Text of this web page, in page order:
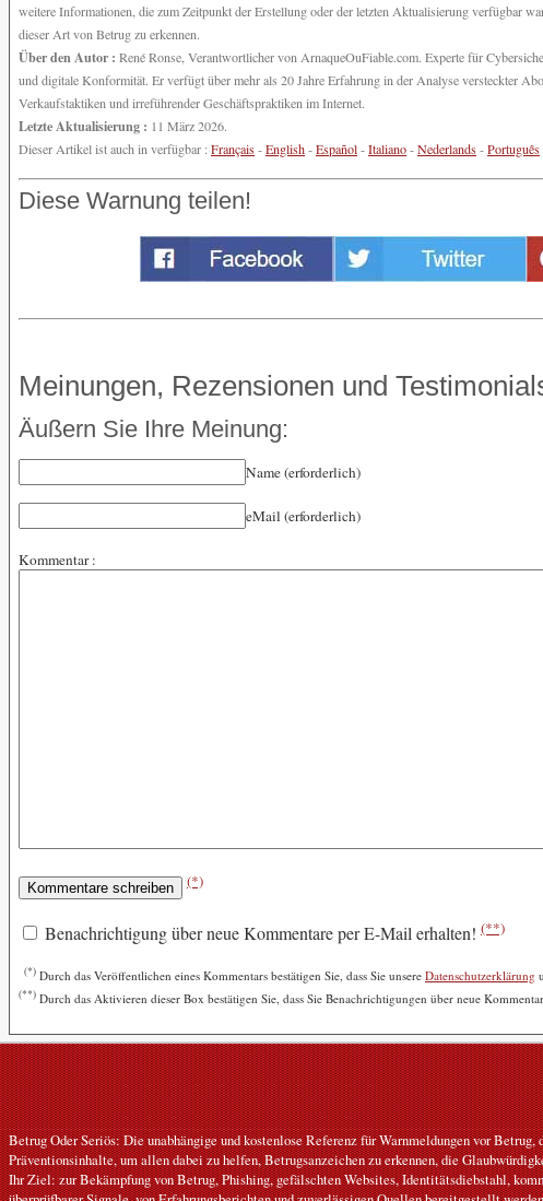
weitere Informationen, die zum Zeitpunkt der Erstellung oder der letzten Aktualisierung verfügbar
dieser Art von Betrug zu erkennen.
Über den Autor : René Ronse, Verantwortlicher von ArnaqueOuFiable.com. Experte für
und digitale Konformität. Er verfügt über mehr als 20 Jahre Erfahrung in der Analyse versteckter
Verkaufstaktiken und irreführender Geschäftspraktiken im Internet.
Letzte Aktualisierung : 11 März 2026.
Dieser Artikel ist auch in verfügbar :Français-English-Español-Italiano-Nederlands-Português
Diese Warnung teilen!
Meinungen, Rezensionen und
Äußern Sie Ihre Meinung:
Name (erforderlich)
eMail (erforderlich)
Kommentar :
(*)
Benachrichtigung über neue Kommentare per E-Mail erhalten! (**)
(*) Durch das Veröffentlichen eines Kommentars bestätigen Sie, dass Sie unsere Datenschutzerklärung
(**) Durch das Aktivieren dieser Box bestätigen Sie, dass Sie Benachrichtigungen über neue
Betrug Oder Seriös: Die unabhängige und kostenlose Referenz für Warnmeldungen vor
Präventionsinhalte, um allen dabei zu helfen, Betrugsanzeichen zu erkennen, die
Ihr Ziel: zur Bekämpfung von Betrug, Phishing, gefälschten Websites, Identitätsdiebstahl,